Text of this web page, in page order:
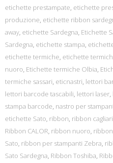
etichette prestampate, etichette
produzione, etichette ribbon
away, etichette Sardegna, Etichette
Sardegna, etichette stampa,
etichette termiche, etichette
nuoro, Etichette termiche Olbia,
termiche sassari, eticnastri, lettori
lettori barcode tascabili, lettori laser,
stampa barcode, nastro per
etichette Sato, ribbon, ribbon
Ribbon CALOR, ribbon nuoro,
Sato, ribbon per stampanti Zebra,
Sato Sardegna, Ribbon Toshiba,